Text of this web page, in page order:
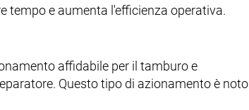
tempo e aumenta l'efficienza operativa.
affidabile per il tamburo e
Questo tipo di azionamento è noto